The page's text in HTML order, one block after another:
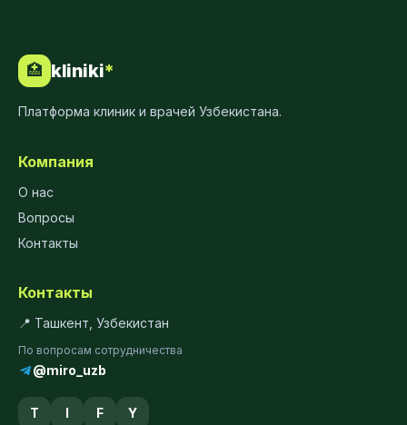
🏥 kliniki*
Платформа клиник и врачей Узбекистана.
Компания
О нас
Вопросы
Контакты
Контакты
📍 Ташкент, Узбекистан
По вопросам сотрудничества
@miro_uzb
T I F Y